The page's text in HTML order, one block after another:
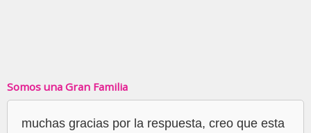
Somos una Gran Familia
muchas gracias por la respuesta, creo que esta